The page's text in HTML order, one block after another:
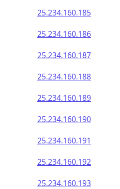
25.234.160.185
25.234.160.186
25.234.160.187
25.234.160.188
25.234.160.189
25.234.160.190
25.234.160.191
25.234.160.192
25.234.160.193